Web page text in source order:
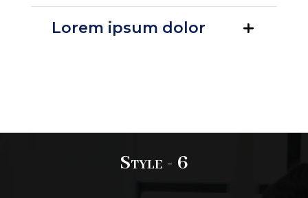
Lorem ipsum dolor
Style - 6